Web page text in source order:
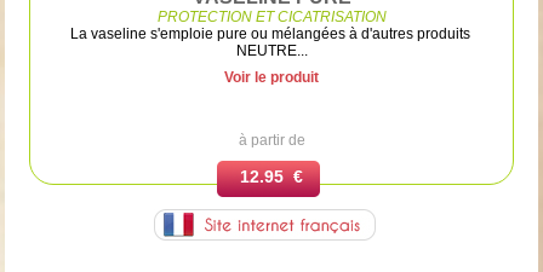
PROTECTION ET CICATRISATION
La vaseline s'emploie pure ou mélangées à d'autres produits
NEUTRE...
Voir le produit
à partir de
12.95 €